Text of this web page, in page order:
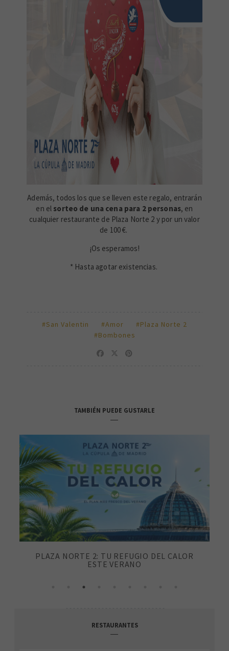
Además, todos los que se lleven este regalo, entrarán
en el sorteo de una cena para 2 personas, en
cualquier restaurante de Plaza Norte 2 y por un valor
de 100 €.
¡Os esperamos!
* Hasta agotar existencias.
#San Valentin #Amor
#Plaza Norte 2
#Bombones
TAMBIÉN PUEDE GUSTARLE
PLAZA NORTE 2: TU REFUGIO DEL CALOR
ESTE VERANO
RESTAURANTES